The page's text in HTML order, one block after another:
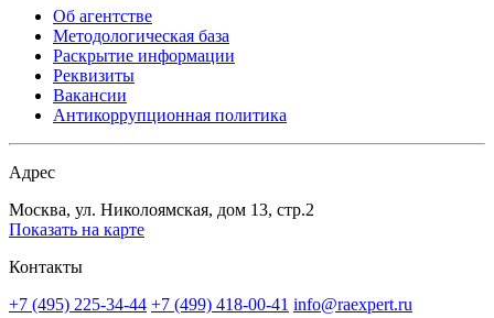
Об агентстве
Методологическая база
Раскрытие информации
Реквизиты
Вакансии
Антикоррупционная политика
Адрес
Москва, ул. Николоямская, дом 13, стр.2
Показать на карте
Контакты
+7 (495) 225-34-44 +7 (499) 418-00-41 info@raexpert.ru